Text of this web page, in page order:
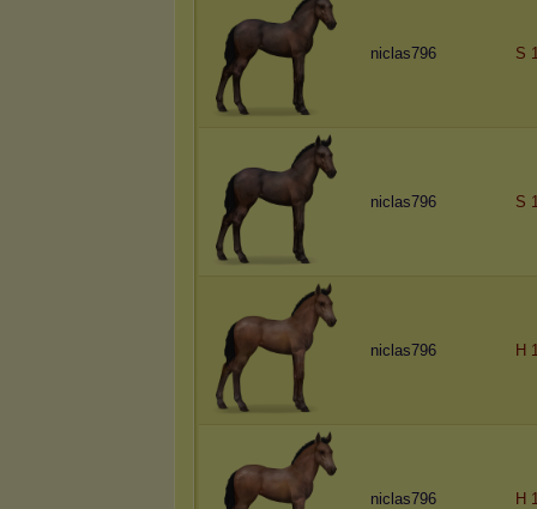
niclas796 S
niclas796 S
niclas796 H
niclas796 H